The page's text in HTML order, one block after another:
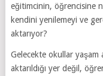
eğitimcinin, öğrencisine
kendini yenilemeyi ve
aktarıyor?
Gelecekte okullar yaşam
aktarıldığı yer değil,